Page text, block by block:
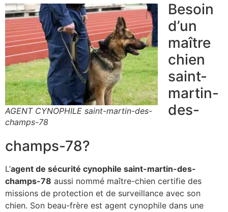
AGENT CYNOPHILE saint-martin-des-
champs-78
Besoin
d’un
maître
chien
saint-
martin-
des-
champs-78?
L’agent de sécurité cynophile saint-martin-des-
champs-78 aussi nommé maître-chien certifie des
missions de protection et de surveillance avec son
chien. Son beau-frère est agent cynophile dans une